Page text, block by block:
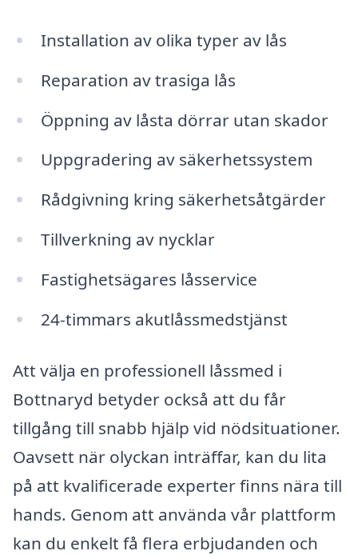
Installation av olika typer av lås
Reparation av trasiga lås
Öppning av låsta dörrar utan skador
Uppgradering av säkerhetssystem
Rådgivning kring säkerhetsåtgärder
Tillverkning av nycklar
Fastighetsägares låsservice
24-timmars akutlåssmedstjänst
Att välja en professionell låssmed i
Bottnaryd betyder också att du får
tillgång till snabb hjälp vid nödsituationer.
Oavsett när olyckan inträffar, kan du lita
på att kvalificerade experter finns nära till
hands. Genom att använda vår plattform
kan du enkelt få flera erbjudanden och